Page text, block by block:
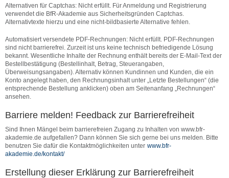
Alternativen für Captchas: Nicht erfüllt. Für Anmeldung und Registrierung
verwendet die BfR-Akademie aus Sicherheitsgründen Captchas.
Alternativtexte hierzu und eine nicht-bildbasierte Alternative fehlen.
Automatisiert versendete PDF-Rechnungen: Nicht erfüllt. PDF-Rechnungen
sind nicht barrierefrei. Zurzeit ist uns keine technisch befriedigende Lösung
bekannt. Wesentliche Inhalte der Rechnung enthält bereits der E-Mail-Text der
Bestellbestätigung (Bestellinhalt, Betrag, Steuerangaben,
Überweisungsangaben). Alternativ können Kundinnen und Kunden, die ein
Konto angelegt haben, den Rechnungsinhalt unter „Letzte Bestellungen“ (die
entsprechende Bestellung anklicken) oben am Seitenanfang „Rechnungen“
ansehen.
Barriere melden! Feedback zur Barrierefreiheit
Sind Ihnen Mängel beim barrierefreien Zugang zu Inhalten von www.bfr-
akademie.de aufgefallen? Dann können Sie sich gerne bei uns melden. Bitte
benutzen Sie dafür die Kontaktmöglichkeiten unter www.bfr-
akademie.de/kontakt/
Erstellung dieser Erklärung zur Barrierefreiheit